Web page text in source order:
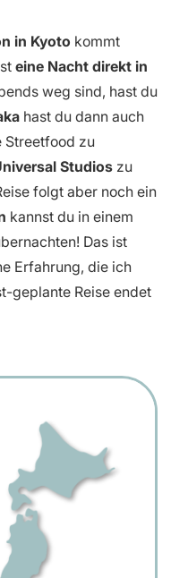
in Kyoto kommt
eine Nacht direkt in
weg sind, hast du
hast du dann auch
Streetfood zu
Studios zu
folgt aber noch ein
kannst du in einem
Das ist
Erfahrung, die ich
geplante Reise endet